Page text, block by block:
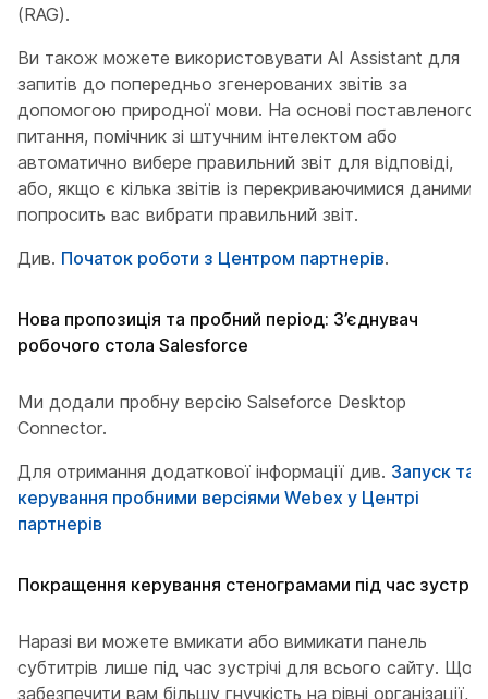
(RAG).
Ви також можете використовувати AI Assistant для
запитів до попередньо згенерованих звітів за
допомогою природної мови. На основі поставленого
питання, помічник зі штучним інтелектом або
автоматично вибере правильний звіт для відповіді,
або, якщо є кілька звітів із перекриваючимися даними,
попросить вас вибрати правильний звіт.
Див. Початок роботи з Центром партнерів.
Нова пропозиція та пробний період: З’єднувач
робочого стола Salesforce
Ми додали пробну версію Salseforce Desktop
Connector.
Для отримання додаткової інформації див. Запуск та
керування пробними версіями Webex у Центрі
партнерів
Покращення керування стенограмами під час зустрічі
Наразі ви можете вмикати або вимикати панель
субтитрів лише під час зустрічі для всього сайту. Щоб
забезпечити вам більшу гнучкість на рівні організації,